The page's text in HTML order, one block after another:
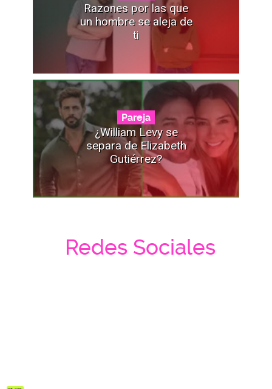
Razones por las que
un hombre se aleja de
ti
Pareja
¿William Levy se
separa de Elizabeth
Gutiérrez?
Redes Sociales